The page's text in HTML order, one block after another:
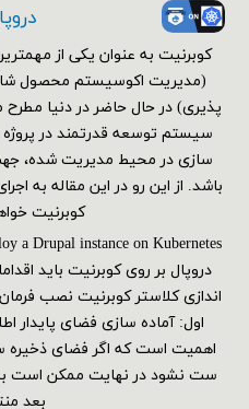
کوبرنیت به عنوان یکی از
(مدیریت اکوسیستم محصول
پذیری) در حال حاضر در دنیا
سیستم توسعه قدرتمند در پروژه
سازی در محیط مدیریت شده،
باشد. از این رو در این مقاله به
کوبرنیت
دروپال بر روی کوبرنیت باید
اول: آماده سازی فضای پایدار
اهمیت است که اگر فضای ذخیره
ست نشود در نهایت ممکن است
بعد